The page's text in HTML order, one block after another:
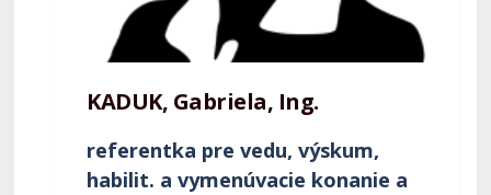
KADUK, Gabriela, Ing.
referentka pre vedu, výskum,
habilit. a vymenúvacie konanie a